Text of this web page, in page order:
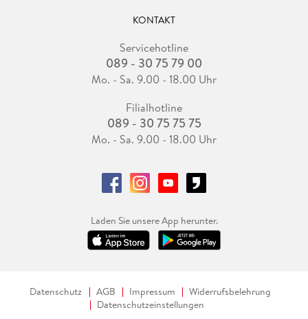
KONTAKT
Servicehotline
089 - 30 75 79 00
Mo. - Sa. 9.00 - 18.00 Uhr
Filialhotline
089 - 30 75 75 75
Mo. - Sa. 9.00 - 18.00 Uhr
Laden Sie unsere App herunter.
Datenschutz AGB Impressum
Widerrufsbelehrung
Datenschutzeinstellungen